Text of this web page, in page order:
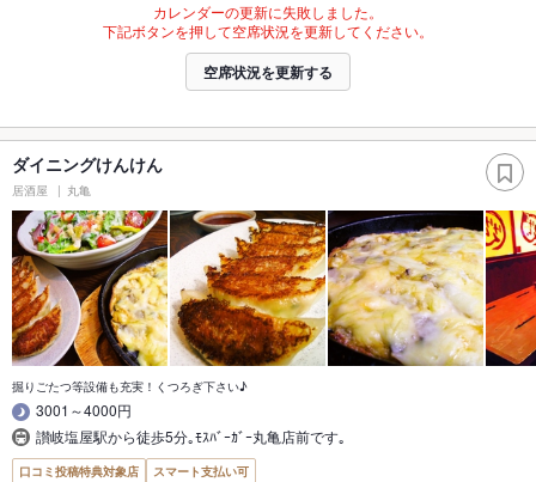
カレンダーの更新に失敗しました。
下記ボタンを押して空席状況を更新してください。
空席状況を更新する
ダイニングけんけん
居酒屋 丸亀
掘りごたつ等設備も充実！くつろぎ下さい♪
3001～4000円
讃岐塩屋駅から徒歩5分｡ﾓｽﾊﾞｰｶﾞｰ丸亀店前です｡
口コミ投稿特典対象店 スマート支払い可